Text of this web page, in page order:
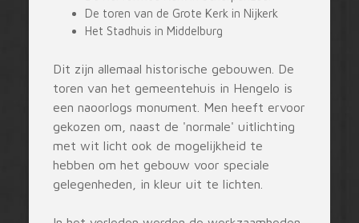
De toren van de Grote Kerk in Nijkerk
Het Stadhuis in Middelburg
Dit zijn allemaal historische gebouwen. De
toren van het gemeentehuis in Hengelo is
een naoorlogs monument. Men heeft ervoor
gekozen om, naast de 'normale' uitlichting
met wit licht ook de mogelijkheid te
hebben om het gebouw voor speciale
gelegenheden, in kleur uit te lichten.